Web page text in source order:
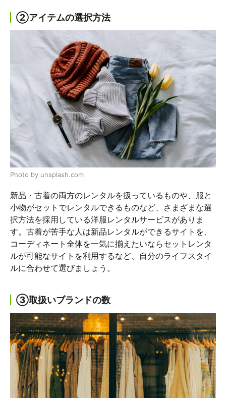
②アイテムの選択方法
Photo by unsplash.com
新品・古着の両方のレンタルを扱っているものや、服と
小物がセットでレンタルできるものなど、さまざまな選
択方法を採用している洋服レンタルサービスがありま
す。古着が苦手な人は新品レンタルができるサイトを、
コーディネート全体を一気に揃えたいならセットレンタ
ルが可能なサイトを利用するなど、自分のライフスタイ
ルに合わせて選びましょう。
③取扱いブランドの数